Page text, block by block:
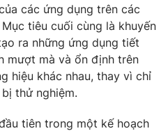
hình Việt Nam
báo điện tử số 483/GP-BTTTT
các ứng dụng trên các
tiêu cuối cùng là khuyến
ra những ứng dụng tiết
mượt mà và ổn định trên
hiệu khác nhau, thay vì chỉ
thử nghiệm.
tiên trong một kế hoạch